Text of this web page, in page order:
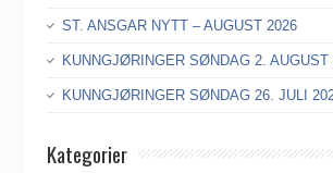
ST. ANSGAR NYTT – AUGUST 2026
KUNNGJØRINGER SØNDAG 2. AUGUST
KUNNGJØRINGER SØNDAG 26. JULI
Kategorier